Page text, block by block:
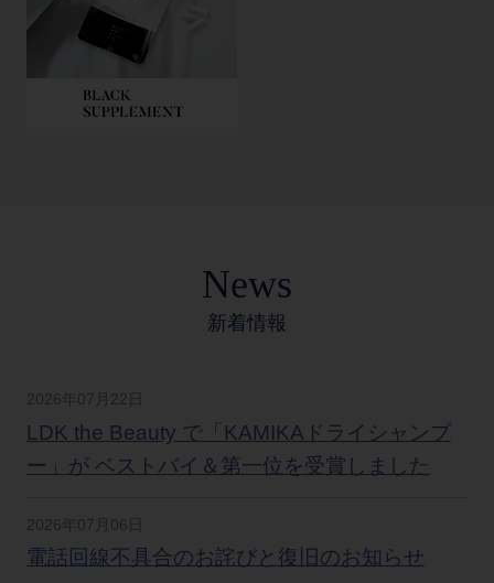
News
新着情報
2026年07月22日
LDK the Beauty で「KAMIKAドライシャンプ
ー」が ベストバイ＆第一位を受賞しました
2026年07月06日
電話回線不具合のお詫びと復旧のお知らせ